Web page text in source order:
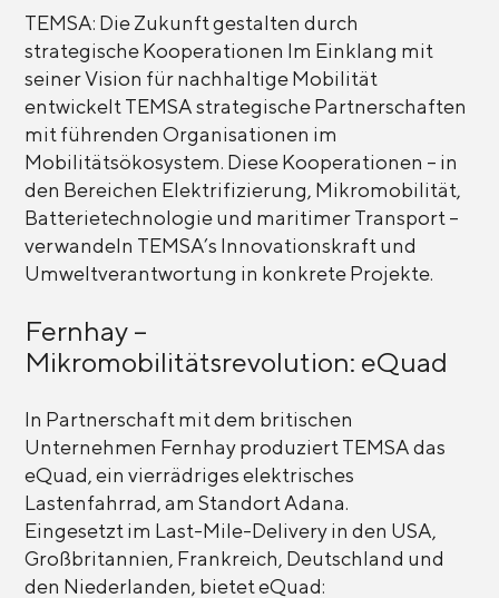
TEMSA: Die Zukunft gestalten durch
strategische Kooperationen Im Einklang mit
seiner Vision für nachhaltige Mobilität
entwickelt TEMSA strategische Partnerschaften
mit führenden Organisationen im
Mobilitätsökosystem. Diese Kooperationen – in
den Bereichen Elektrifizierung, Mikromobilität,
Batterietechnologie und maritimer Transport –
verwandeln TEMSA’s Innovationskraft und
Umweltverantwortung in konkrete Projekte.
Fernhay –
Mikromobilitätsrevolution: eQuad
In Partnerschaft mit dem britischen
Unternehmen Fernhay produziert TEMSA das
eQuad, ein vierrädriges elektrisches
Lastenfahrrad, am Standort Adana.
Eingesetzt im Last-Mile-Delivery in den USA,
Großbritannien, Frankreich, Deutschland und
den Niederlanden, bietet eQuad: